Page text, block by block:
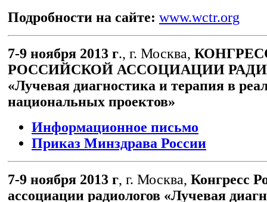
Подробности на сайте: www.wctr.org
7-9 ноября 2013 г., г. Москва,
РОССИЙСКОЙ АССОЦИАЦИИ
«Лучевая диагностика и терапия в
национальных проектов»
Информационное письмо
Приказ Минздрава России
7-9 ноября 2013 г, г. Москва, Конгресс
ассоциации радиологов «Лучевая